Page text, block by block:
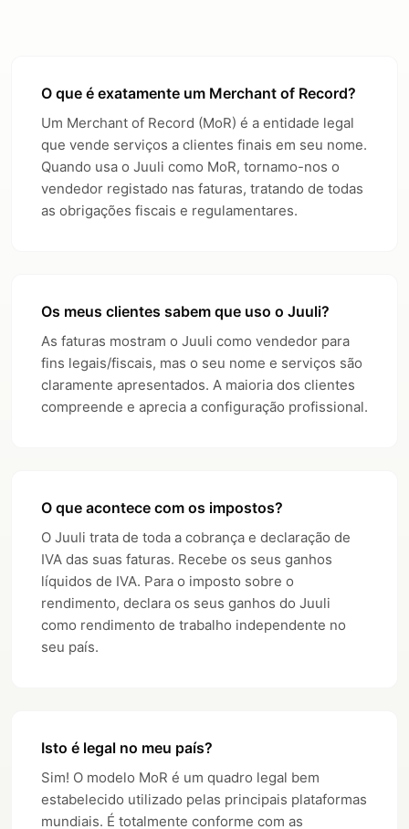
O que é exatamente um Merchant of Record?
Um Merchant of Record (MoR) é a entidade legal
que vende serviços a clientes finais em seu nome.
Quando usa o Juuli como MoR, tornamo-nos o
vendedor registado nas faturas, tratando de todas
as obrigações fiscais e regulamentares.
Os meus clientes sabem que uso o Juuli?
As faturas mostram o Juuli como vendedor para
fins legais/fiscais, mas o seu nome e serviços são
claramente apresentados. A maioria dos clientes
compreende e aprecia a configuração profissional.
O que acontece com os impostos?
O Juuli trata de toda a cobrança e declaração de
IVA das suas faturas. Recebe os seus ganhos
líquidos de IVA. Para o imposto sobre o
rendimento, declara os seus ganhos do Juuli
como rendimento de trabalho independente no
seu país.
Isto é legal no meu país?
Sim! O modelo MoR é um quadro legal bem
estabelecido utilizado pelas principais plataformas
mundiais. É totalmente conforme com as